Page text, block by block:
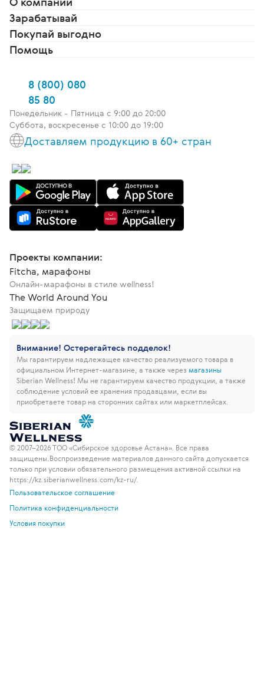
Благодарю Компанию и своих
Наставников, которые помогают,
поддерживают и верят в каждого
своего Бизнес-Партнера! И у меня
есть заветная мечта – получить
Татьяны Гороховской! Надеюсь,
что скоро моя мечта станет явью!
Зарабатывай
Покупай выгодно
Помощь
8 (800) 080
85 80
Понедельник - Пятница c 9:00 до 20:00
Суббота, воскресенье с 10:00 до 19:00
Доставляем продукцию в 60+ стран
Проекты компании:
Fitcha, марафоны
Онлайн-марафоны в стиле wellness!
The World Around You
Защищаем природу
Внимание! Остерегайтесь подделок!
Мы гарантируем надлежащее качество реализуемого товара в
официальном Интернет-магазине, а также через магазины
Siberian Wellness! Мы не гарантируем качество продукции, а также
соблюдение условий ее хранения продавцами, если вы
приобретаете товар на сторонних сайтах или маркетплейсах.
© 2007–2026 ТОО «Сибирское здоровье Астана». Все права
защищены. Воспроизведение материалов данного сайта допускается
только при условии обязательного размещения активной ссылки на
https://kz.siberianwellness.com/kz-ru/.
Пользовательское соглашение
Политика конфиденциальности
Условия покупки